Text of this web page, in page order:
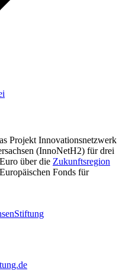
Projekt Innovationsnetzwerk
(InnoNetH2) für drei
über die Zukunftsregion
Fonds für